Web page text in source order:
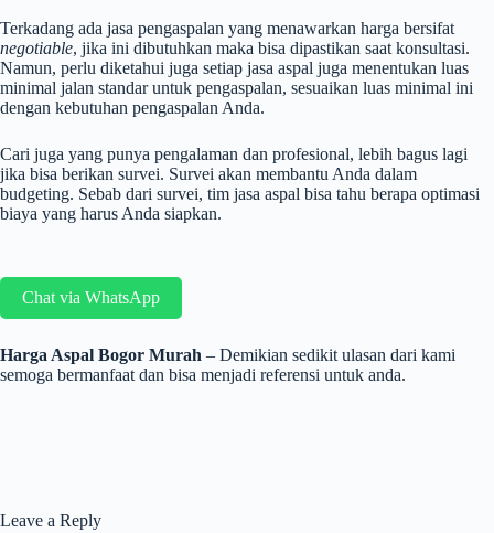
Terkadang ada jasa pengaspalan yang menawarkan harga bersifat
negotiable, jika ini dibutuhkan maka bisa dipastikan saat konsultasi.
Namun, perlu diketahui juga setiap jasa aspal juga menentukan luas
minimal jalan standar untuk pengaspalan, sesuaikan luas minimal ini
dengan kebutuhan pengaspalan Anda.
Cari juga yang punya pengalaman dan profesional, lebih bagus lagi
jika bisa berikan survei. Survei akan membantu Anda dalam
budgeting. Sebab dari survei, tim jasa aspal bisa tahu berapa optimasi
biaya yang harus Anda siapkan.
Chat via WhatsApp
Harga Aspal Bogor Murah – Demikian sedikit ulasan dari kami
semoga bermanfaat dan bisa menjadi referensi untuk anda.
Leave a Reply